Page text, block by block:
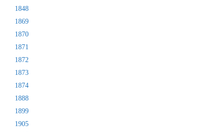
1848
1869
1870
1871
1872
1873
1874
1888
1899
1905